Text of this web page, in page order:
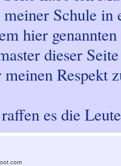
meiner Schule
hier
dieser
meinen Respekt
es die